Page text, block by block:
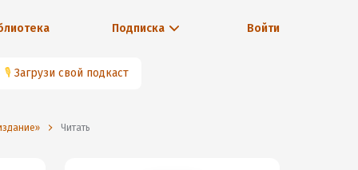
Подписка Войти
🎙 Загрузи свой подкаст
Читать